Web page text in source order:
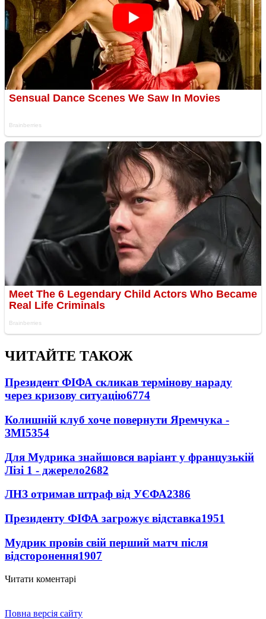
ЧИТАЙТЕ ТАКОЖ
Президент ФІФА скликав термінову нараду
через кризову ситуацію6774
Колишній клуб хоче повернути Яремчука -
ЗМІ5354
Для Мудрика знайшовся варіант у французькій
Лізі 1 - джерело2682
ЛНЗ отримав штраф від УЄФА2386
Президенту ФІФА загрожує відставка1951
Мудрик провів свій перший матч після
відсторонення1907
Читати коментарі
Повна версія сайту